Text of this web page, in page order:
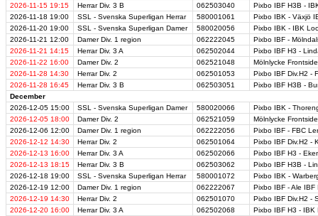
2026-11-15 19:15 Herrar Div. 3 B 062503040
Pixbo IBF H3B -
2026-11-18 19:00 SSL - Svenska Superligan Herrar 580001061
Pixbo IBK - Växjö
2026-11-20 19:00 SSL - Svenska Superligan Damer 580020056
Pixbo IBK - IBK
2026-11-21 12:00 Damer Div. 1 region 062222045
Pixbo IBF -
2026-11-21 14:15 Herrar Div. 3 A 062502044
Pixbo IBF H3 -
2026-11-22 16:00 Damer Div. 2 062521048
Mölnlycke
2026-11-28 14:30 Herrar Div. 2 062501053
Pixbo IBF Div.H2 -
2026-11-28 16:45 Herrar Div. 3 B 062503051
Pixbo IBF H3B -
December
2026-12-05 15:00 SSL - Svenska Superligan Damer 580020066
Pixbo IBK -
2026-12-05 18:00 Damer Div. 2 062521059
Mölnlycke
2026-12-06 12:00 Damer Div. 1 region 062222056
Pixbo IBF - FBC
2026-12-12 14:30 Herrar Div. 2 062501064
Pixbo IBF Div.H2 -
2026-12-13 16:00 Herrar Div. 3 A 062502066
Pixbo IBF H3 -
2026-12-13 18:15 Herrar Div. 3 B 062503062
Pixbo IBF H3B -
2026-12-18 19:00 SSL - Svenska Superligan Herrar 580001072
Pixbo IBK -
2026-12-19 12:00 Damer Div. 1 region 062222067
Pixbo IBF - Ale IBF
2026-12-19 14:30 Herrar Div. 2 062501070
Pixbo IBF Div.H2 -
2026-12-20 16:00 Herrar Div. 3 A 062502068
Pixbo IBF H3 - IBK